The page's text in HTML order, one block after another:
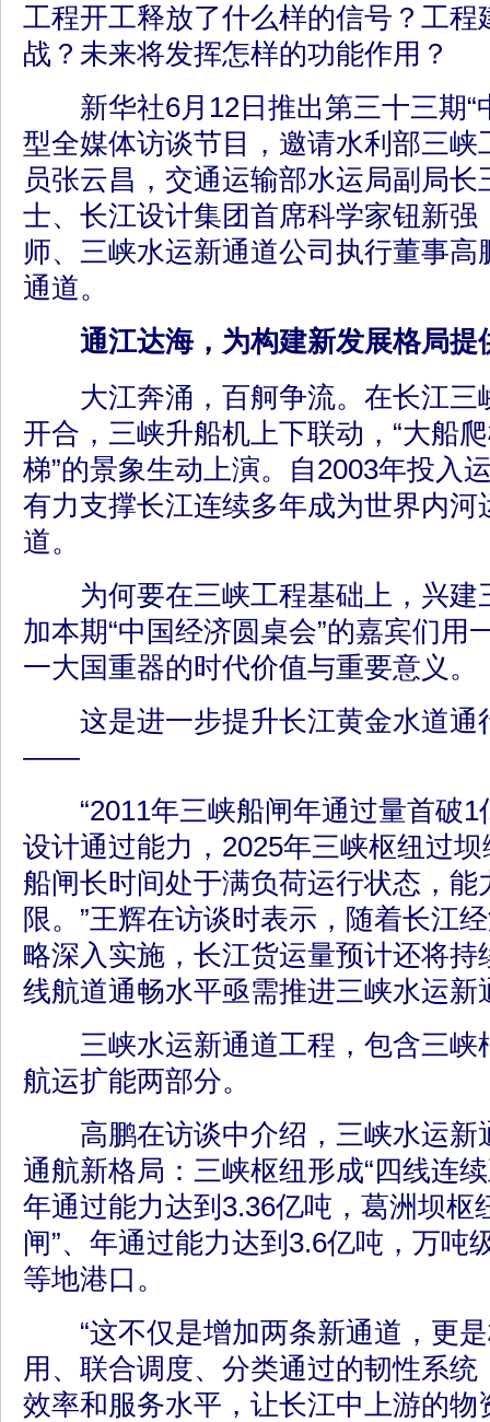
工程开工释放了什么样的信号？工程
战？未来将发挥怎样的功能作用？
新华社6月12日推出第三十三期“
型全媒体访谈节目，邀请水利部三峡
员张云昌，交通运输部水运局副局
士、长江设计集团首席科学家钮新强
师、三峡水运新通道公司执行董事
通道。
通江达海，为构建新发展格局提
大江奔涌，百舸争流。在长江三
开合，三峡升船机上下联动，“大船
梯”的景象生动上演。自2003年投入
有力支撑长江连续多年成为世界内河
道。
为何要在三峡工程基础上，兴建
加本期“中国经济圆桌会”的嘉宾们用
一大国重器的时代价值与重要意义。
这是进一步提升长江黄金水道通
——
“2011年三峡船闸年通过量首破1
设计通过能力，2025年三峡枢纽过
船闸长时间处于满负荷运行状态，能
限。”王辉在访谈时表示，随着长江
略深入实施，长江货运量预计还将
线航道通畅水平亟需推进三峡水运新
三峡水运新通道工程，包含三峡
航运扩能两部分。
高鹏在访谈中介绍，三峡水运新
通航新格局：三峡枢纽形成“四线连
年通过能力达到3.36亿吨，葛洲坝枢
闸”、年通过能力达到3.6亿吨，万吨
等地港口。
“这不仅是增加两条新通道，更是
用、联合调度、分类通过的韧性系
效率和服务水平，让长江中上游的物